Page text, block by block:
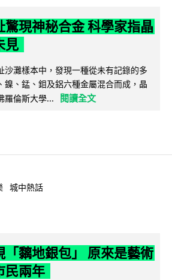
驚現神秘合金 科學家指晶
見
沙灘樣本中，發現一種從未有記錄的多
鎳、錳、鉬及鋁六種金屬混合而成，晶
羅倫斯大學...
閱讀全文
城中熱話
「黐地銀包」 原來是藝術
民兩年